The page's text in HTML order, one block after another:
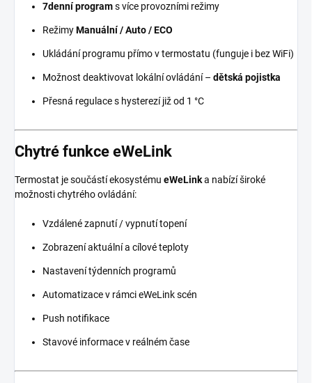
7denní programs více provozními režimy
RežimyManuální / Auto / ECO
Ukládání programu přímo v termostatu (funguje i bez WiFi)
Možnost deaktivovat lokální ovládání – dětská pojistka
Přesná regulace s hysterezí již od 1 °C
Chytré funkce eWeLink
Termostat je součástí ekosystému eWeLinka nabízí široké
možnosti chytrého ovládání:
Vzdálené zapnutí / vypnutí topení
Zobrazení aktuální a cílové teploty
Nastavení týdenních programů
Automatizace v rámci eWeLink scén
Push notifikace
Stavové informace v reálném čase